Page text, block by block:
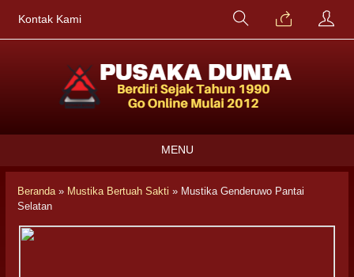
Kontak Kami
MENU
Beranda» Mustika Bertuah Sakti » Mustika Genderuwo Pantai
Selatan